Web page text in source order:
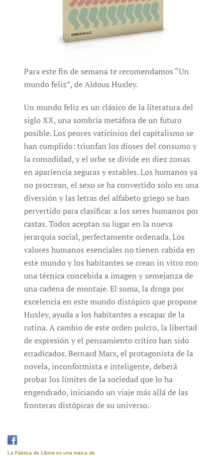
Para este fin de semana te recomendamos “Un
mundo feliz”, de Aldous Huxley.
Un mundo feliz es un clásico de la literatura del
siglo XX, una sombría metáfora de un futuro
posible. Los peores vaticinios del capitalismo se
han cumplido: triunfan los dioses del consumo y
la comodidad, y el orbe se divide en diez zonas
en apariencia seguras y estables. Los humanos ya
no procrean, el sexo se ha convertido solo en una
diversión y las letras del alfabeto griego se han
pervertido para clasificar a los seres humanos por
castas. Todos aceptan su lugar en la nueva
jerarquía social, perfectamente ordenada. Los
valores humanos esenciales no tienen cabida en
este mundo y los habitantes se crean in vitro con
una técnica concebida a imagen y semejanza de
una cadena de montaje. El soma, la droga por
excelencia en este mundo distópico que propone
Huxley, ayuda a los habitantes a escapar de la
rutina. A cambio de este orden pulcro, la libertad
de expresión y el pensamiento crítico han sido
erradicados. Bernard Marx, el protagonista de la
novela, inconformista e inteligente, deberá
probar los límites de la sociedad que lo ha
engendrado, iniciando un viaje más allá de las
fronteras distópicas de su universo.
La Fábrica de Libros es una marca de